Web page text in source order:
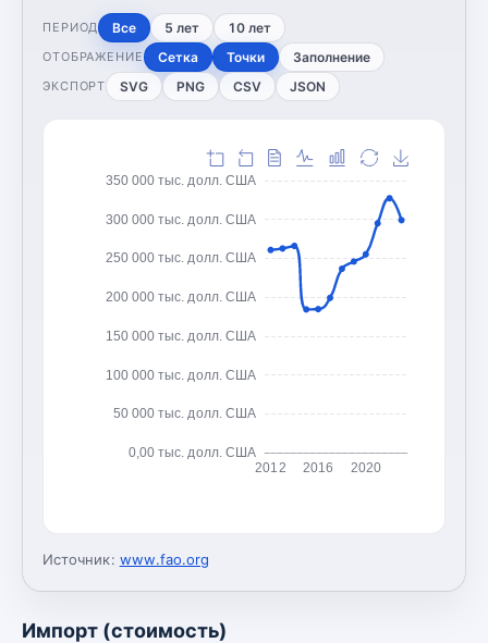
ПЕРИОД Все 5 лет 10 лет
ОТОБРАЖЕНИЕ Сетка Точки Заполнение
ЭКСПОРТ SVG PNG CSV JSON
0,00 тыс. долл. США
50 000 тыс. долл. США
100 000 тыс. долл. США
150 000 тыс. долл. США
200 000 тыс. долл. США
250 000 тыс. долл. США
300 000 тыс. долл. США
350 000 тыс. долл. США
2012 2016 2020
Источник: www.fao.org
Импорт (стоимость)